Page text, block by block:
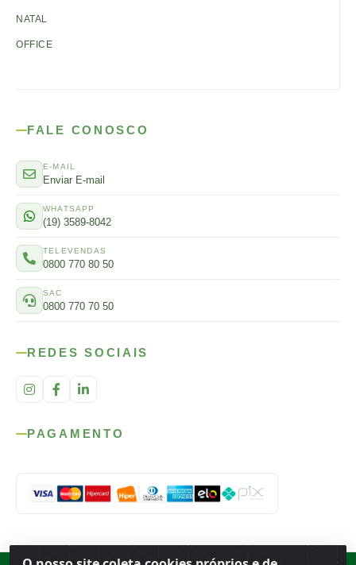
NATAL
OFFICE
FALE CONOSCO
E-MAIL
Enviar E-mail
WHATSAPP
(19) 3589-8042
TELEVENDAS
0800 770 80 50
SAC
0800 770 70 50
REDES SOCIAIS
PAGAMENTO